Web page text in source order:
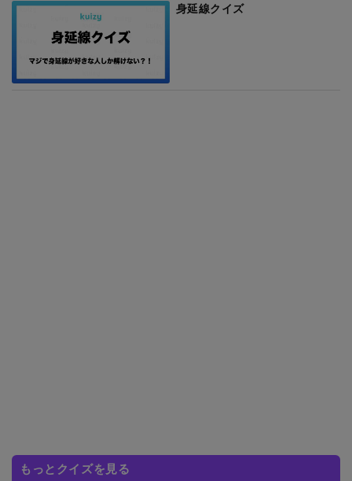
身延線クイズ
もっとクイズを見る